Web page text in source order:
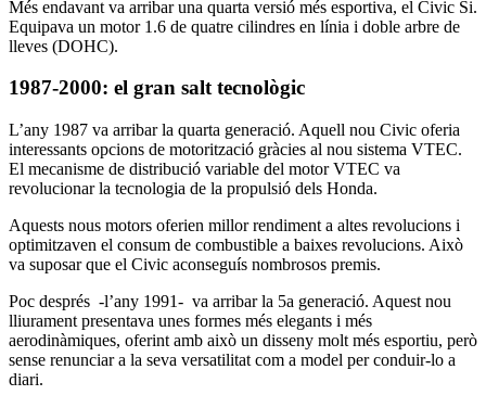
Més endavant va arribar una quarta versió més esportiva, el Civic Si.
Equipava un motor 1.6 de quatre cilindres en línia i doble arbre de
lleves (DOHC).
1987-2000: el gran salt tecnològic
L’any 1987 va arribar la quarta generació. Aquell nou Civic oferia
interessants opcions de motorització gràcies al nou sistema VTEC.
El mecanisme de distribució variable del motor VTEC va
revolucionar la tecnologia de la propulsió dels Honda.
Aquests nous motors oferien millor rendiment a altes revolucions i
optimitzaven el consum de combustible a baixes revolucions. Això
va suposar que el Civic aconseguís nombrosos premis.
Poc després -l’any 1991- va arribar la 5a generació. Aquest nou
lliurament presentava unes formes més elegants i més
aerodinàmiques, oferint amb això un disseny molt més esportiu, però
sense renunciar a la seva versatilitat com a model per conduir-lo a
diari.